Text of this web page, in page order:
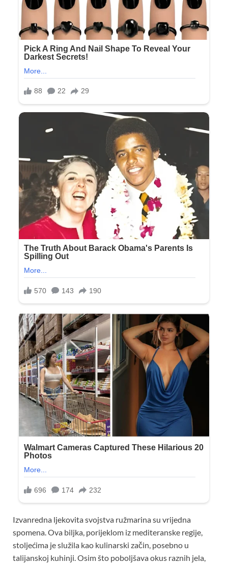
Izvanredna ljekovita svojstva ružmarina su vrijedna
spomena. Ova biljka, porijeklom iz mediteranske regije,
stoljećima je služila kao kulinarski začin, posebno u
talijanskoj kuhinji. Osim što poboljšava okus raznih jela,